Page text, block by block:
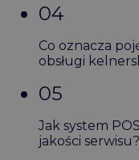
04
Co oznacza
obsługi
05
Jak system
jakości serwisu?